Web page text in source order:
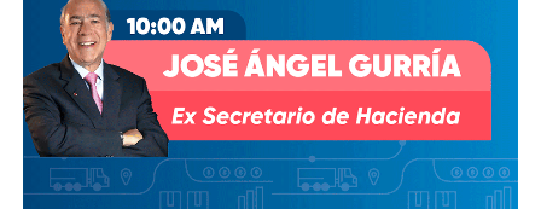
afectados y una queja de oficio de la Comisión Estatal de
Derechos Humanos; en abril de 2023, el entonces
presidenteAndrés Manuel López Obradorrespondió a
una petición del gobernador Ricardo Gallardo Cardona con
un “a lo mejor se lo cambiamos” que no derivó en ningún
trámite documentado; y desde 2025, la Comisión Nacional
del Agua asegura estar “evaluando” el retiro de la